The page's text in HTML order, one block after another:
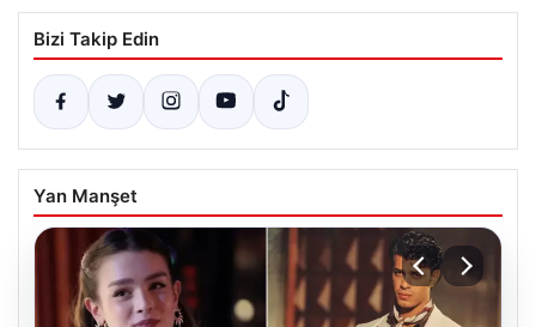
Bizi Takip Edin
Yan Manşet